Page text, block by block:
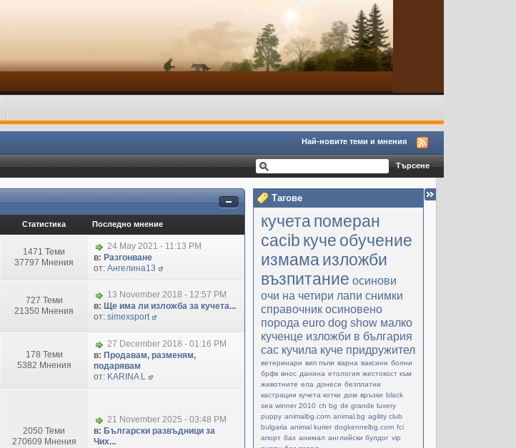
Най-новите теми и мнения
Тагове
кучетапомеран
cacib куче обучение
измамаизложби
възпитание осинови
очи на четири лапи снимки
справочник осиновено
порода еuro dog show малко
кученце изложби в българия
cac кучила куче придружител
ветеринари вип пъпи варна ваксини болни
брфк внос данина етология жестокост към
животните ела донеси безплатни
кастрации кучета котки дом връзки black
sea winner 2010 ch bg de grande luxery
puppy animalbg.com animal.bg agility club
bulgaria animal kurier dogkennelbg.com fci
апорт бах анимал английски булдог vip
Статистика Последно мнение
1471 Теми
37797 Мнения
24 May 2021 - 11:13 PM
в: Разгонване
от: Ангелина13
727 Теми
21350 Мнения
13 November 2018 - 12:57 PM
в: Ще има ли изложба за кучета...
от: simexsport
178 Теми
5382 Мнения
27 December 2018 - 01:16 PM
в: Продавам, разменям,
подарявам
от: KARINA L
2050 Теми
270609 Мнения
21 November 2025 - 03:48 PM
в: Български развъдници за
Чих...